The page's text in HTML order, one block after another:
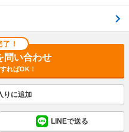
！
問い合わせ
ればOK！
りに追加
LINEで送る